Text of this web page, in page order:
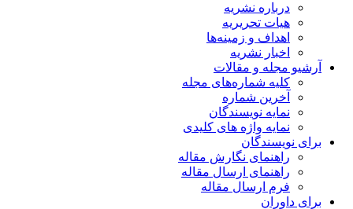
درباره نشریه
هیات تحریریه
اهداف و زمینه‌ها
اخبار نشریه
آرشیو مجله و مقالات
کلیه شماره‌های مجله
آخرین شماره
نمایه نویسندگان
نمایه واژه های کلیدی
برای نویسندگان
راهنمای نگارش مقاله
راهنمای ارسال مقاله
فرم ارسال مقاله
برای داوران